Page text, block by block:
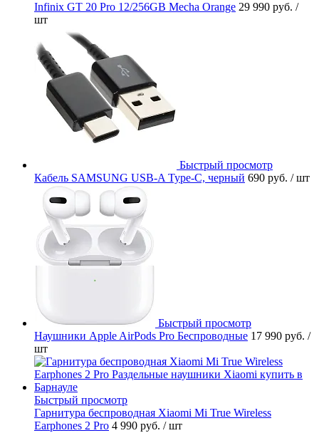
Infinix GT 20 Pro 12/256GB Mecha Orange 29 990 руб. /
шт
Быстрый просмотр
Кабель SAMSUNG USB-A Type-C, черный 690 руб. / шт
Быстрый просмотр
Наушники Apple AirPods Pro Беспроводные 17 990 руб. /
шт
Быстрый просмотр
Гарнитура беспроводная Xiaomi Mi True Wireless
Earphones 2 Pro 4 990 руб. / шт